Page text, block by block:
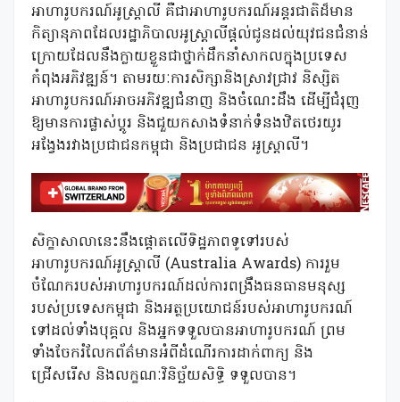
អាហារូបករណ៍អូស្ត្រាលី គឺជាអាហារូបករណ៍អន្តរជាតិដ៏មាន
កិត្យានុភាពដែលរដ្ឋាភិបាលអូស្ត្រាលីផ្តល់ជូនដល់យុវជនជំនាន់
ក្រោយដែលនឹងក្លាយខ្លួនជាថ្នាក់ដឹកនាំសាកលក្នុងប្រទេស
កំពុងអភិវឌ្ឍន៍។ តាមរយៈការសិក្សានិងស្រាវជ្រាវ និស្សិត
អាហារូបករណ៍អាចអភិវឌ្ឍជំនាញ និងចំណេះដឹង ដើម្បីជំរុញ
ឱ្យមានការផ្លាស់ប្តូរ និងជួយកសាងទំនាក់ទំនងឋិតថេរយូរ
អង្វែងរវាងប្រជាជនកម្ពុជា និងប្រជាជន អូស្ត្រាលី។
សិក្ខាសាលានេះនឹងផ្តោតលើទិដ្ឋភាពទូទៅរបស់
អាហារូបករណ៍អូស្ត្រាលី (Australia Awards) ការរួម
ចំណែករបស់អាហារូបករណ៍ដល់ការពង្រឹងធនធានមនុស្ស
របស់ប្រទេសកម្ពុជា និងអត្ថប្រយោជន៍របស់អាហារូបករណ៍
ទៅដល់ទាំងបុគ្គល និងអ្នកទទួលបានអាហារូបករណ៍ ព្រម
ទាំងចែករំលែកព័ត៌មានអំពីដំណើរការដាក់ពាក្យ និង
ជ្រើសរើស និងលក្ខណៈវិនិច្ឆ័យសិទ្ធិ ទទួលបាន។